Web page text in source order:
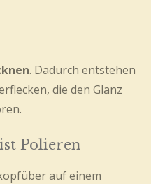
. Dadurch entstehen
die den Glanz
Polieren
auf einem